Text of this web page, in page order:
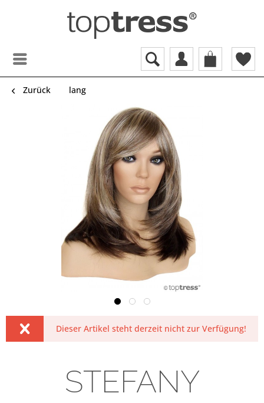
Zurück lang
Dieser Artikel steht derzeit nicht zur Verfügung!
STEFANY